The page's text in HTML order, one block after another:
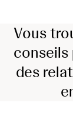
Vous
conseils
des